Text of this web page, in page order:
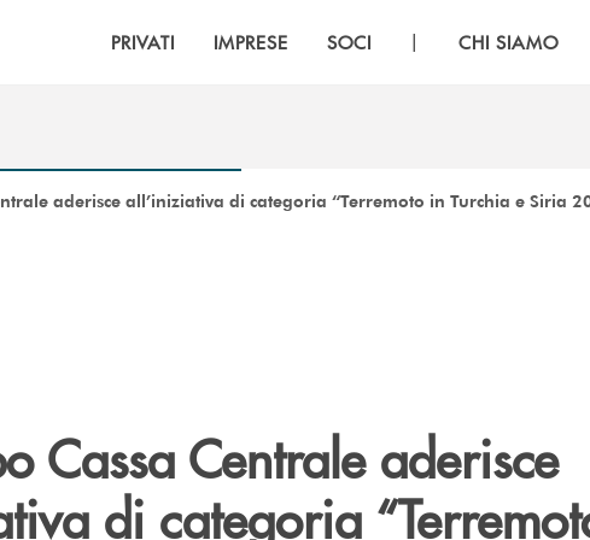
PRIVATI IMPRESE SOCI | CHI SIAMO
aderisce all’iniziativa di categoria “Terremoto in Turchia e Siria
Cassa Centrale aderisce
di categoria